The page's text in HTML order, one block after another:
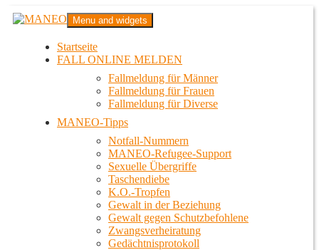
Zum
InhaltMANEO
Das schwule Anti-Gewalt-Projekt in Berlin
Menu and widgets
Startseite
FALL ONLINE MELDEN
Fallmeldung für Männer
Fallmeldung für Frauen
Fallmeldung für Diverse
MANEO-Tipps
Notfall-Nummern
MANEO-Refugee-Support
Sexuelle Übergriffe
Taschendiebe
K.O.-Tropfen
Gewalt in der Beziehung
Gewalt gegen Schutzbefohlene
Zwangsverheiratung
Gedächtnisprotokoll